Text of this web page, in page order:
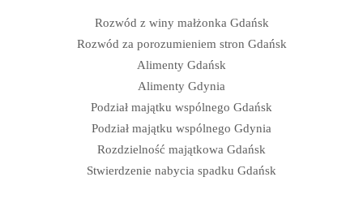
Rozwód z winy małżonka Gdańsk
Rozwód za porozumieniem stron Gdańsk
Alimenty Gdańsk
Alimenty Gdynia
Podział majątku wspólnego Gdańsk
Podział majątku wspólnego Gdynia
Rozdzielność majątkowa Gdańsk
Stwierdzenie nabycia spadku Gdańsk